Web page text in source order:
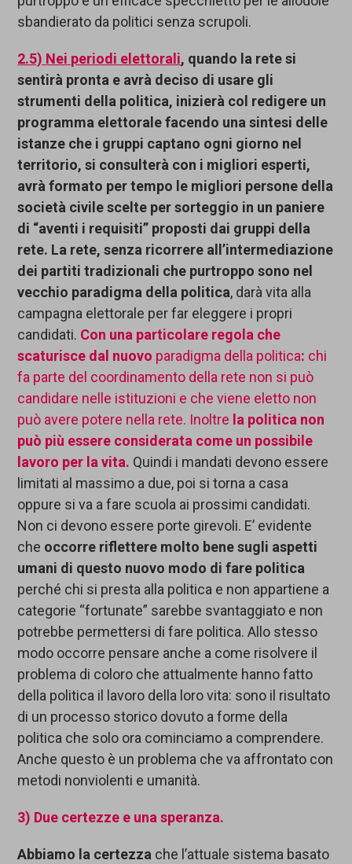
sbandierato da politici senza scrupoli.
2.5) Nei periodi elettorali, quando la rete si
sentirà pronta e avrà deciso di usare gli
strumenti della politica, inizierà col redigere un
programma elettoralefacendo una sintesi delle
istanze che i gruppi captano ogni giorno ne
territorio,si consulterà con i migliori esperti,
avrà formato per tempo le migliori persone della
società civilescelte per sorteggio in un paniere
di “aventi i requisiti” proposti dai gruppi della
rete. La rete, senza ricorrere all’intermediazione
dei partiti tradizionali che purtroppo sono nel
vecchio paradigma della politica, darà vita alla
campagna elettorale per far eleggere i propri
candidati. Con una particolare regola che
scaturisce da nuovo paradigma della politica: chi
fa parte del coordinamento del la rete non si può
candidare nelle istituzioni e che viene eletto non
può avere potere nella rete. Inoltre la politica non
può più essere considerata come un possibile
lavoro per la vita. Quindi i mandati devono essere
limitati al massimo a due, poi si torna a casa
oppure si va a fare scuola ai prossimi candidati.
Non ci devono essere porte girevoli. E’ evidente
che occorre riflettere molto bene sugli aspetti
umani di questo nuovo modo di fare politica
perché chi si presta alla politica e non appartiene a
categorie “fortunate” sarebbe svantaggiato e non
potrebbe permettersi di fare politica. Allo stesso
modo occorre pensare anche a come risolvere il
problema di coloro che attualmente hanno fatto
della politica il lavoro della loro vita: sono il risultato
di un processo storico dovuto a forme della
politica che solo ora cominciamo a comprendere.
Anche questo è un problema che va affrontato con
metodi nonviolenti e umanità.
3) Due certezze e una speranza.
Abbiamo la certezza che l’attuale sistema basato